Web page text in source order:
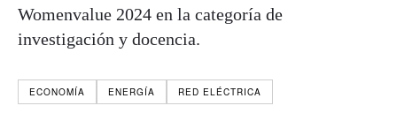
Womenvalue 2024 en la categoría de
investigación y docencia.
ECONOMÍA ENERGÍA RED ELÉCTRICA